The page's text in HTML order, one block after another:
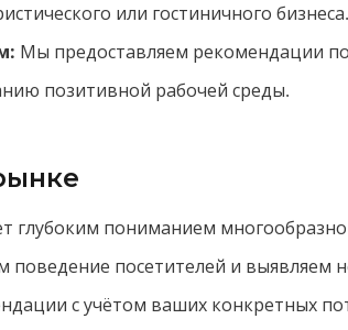
или гостиничного бизнеса.
Мы предоставляем рекомендации
позитивной рабочей среды.
глубоким пониманием
посетителей и
с учётом ваших конкретных